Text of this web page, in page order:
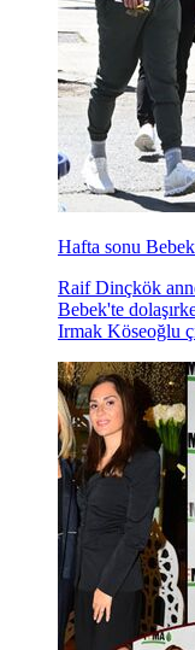
Hafta sonu
Raif Dinçkök
Bebek'te
Irmak Köseoğlu